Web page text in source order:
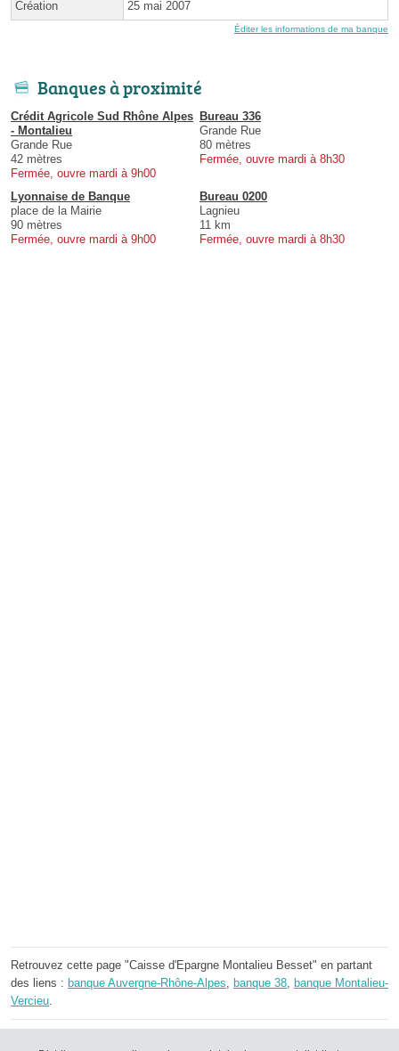
Création 25 mai 2007
Éditer les informations de ma banque
Banques à proximité
Crédit Agricole Sud Rhône Alpes
- Montalieu
Grande Rue
42 mètres
Fermée, ouvre mardi à 9h00
Bureau 336
Grande Rue
80 mètres
Fermée, ouvre mardi à 8h30
Lyonnaise de Banque
place de la Mairie
90 mètres
Fermée, ouvre mardi à 9h00
Bureau 0200
Lagnieu
11 km
Fermée, ouvre mardi à 8h30
Retrouvez cette page "Caisse d'Epargne Montalieu Besset" en partant
des liens : banque Auvergne-Rhône-Alpes banque 38
banque Montalieu-
Vercieu